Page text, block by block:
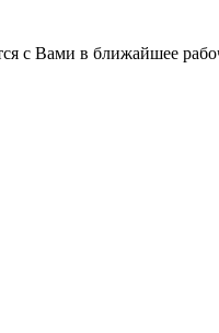
с Вами в ближайшее